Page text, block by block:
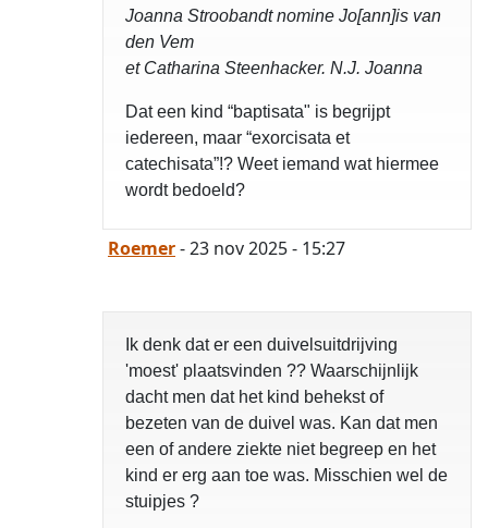
Joanna Stroobandt nomine Jo[ann]is van
den Vem
et Catharina Steenhacker. N.J. Joanna
Dat een kind “baptisata" is begrijpt
iedereen, maar “exorcisata et
catechisata”!? Weet iemand wat hiermee
wordt bedoeld?
Roemer- 23 nov 2025 - 15:27
Ik denk dat er een duivelsuitdrijving
'moest' plaatsvinden ?? Waarschijnlijk
dacht men dat het kind behekst of
bezeten van de duivel was. Kan dat men
een of andere ziekte niet begreep en het
kind er erg aan toe was. Misschien wel de
stuipjes ?